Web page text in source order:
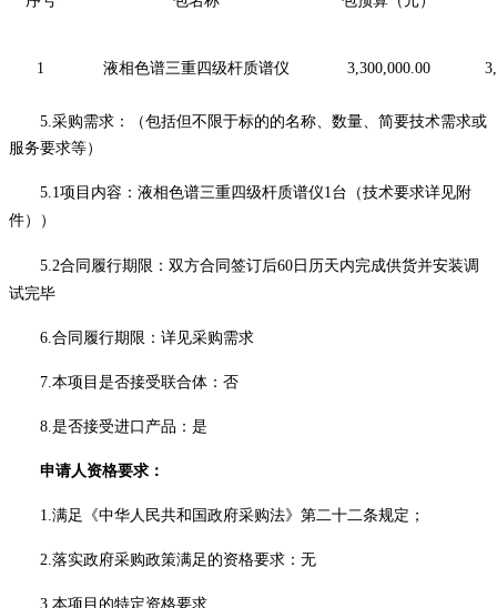
1 液相色谱三重四级杆质谱仪 3,300,000.00 3,
5.采购需求：（包括但不限于标的的名称、数量、简要技术需求或
服务要求等）
5.1项目内容：液相色谱三重四级杆质谱仪1台 （技术要求详见附
件）
）
5.2合同履行期限： 双方合同签订后60 日历天内完成供货并安装调
试完毕
6.合同履行期限：详见采购需求
7.本项目是否接受联合体：否
8.是否接受进口产品：是
申请人资格要求：
1.满足《中华人民共和国政府采购法》第二十二条规定；
2.落实政府采购政策满足的资格要求：无
3.本项目的特定资格要求